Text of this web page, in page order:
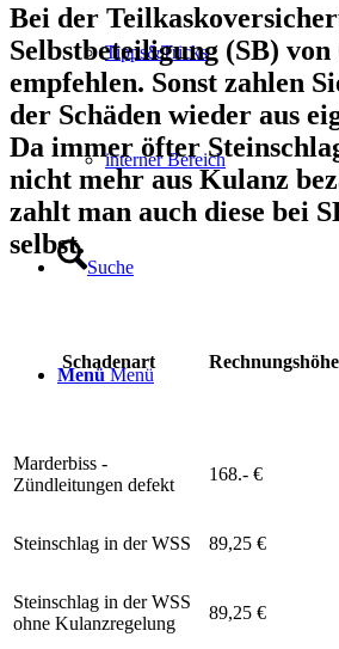
Tipps&Tricks
interner Bereich
Suche
Menü Menü
Bei der
Selbstbeteiligung (SB) von
empfehlen. Sonst zahlen
der Schäden wieder aus
Da immer öfter
nicht mehr aus Kulanz
zahlt man auch diese bei
selbst.
Schadenart Rechnungshöhe
Marderbiss -
Zündleitungen defekt
168.- €
Steinschlag in der WSS 89,25 €
Steinschlag in der WSS
ohne Kulanzregelung
89,25 €